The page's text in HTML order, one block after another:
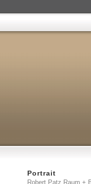
Portrait
Robert Patz Raum +